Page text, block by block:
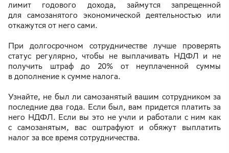
лимит годового дохода, займутся запрещенной
для самозанятого экономической деятельностью или
откажутся от него сами.
При долгосрочном сотрудничестве лучше проверять
статус регулярно, чтобы не выплачивать НДФЛ и не
получить штраф до 20% от неуплаченной суммы
в дополнение к сумме налога.
Узнайте, не был ли самозанятый вашим сотрудником за
последние два года. Если был, вам придется платить за
него НДФЛ. Если вы это не учли и работали с ним как
с самозанятым, вас оштрафуют и обяжут выплатить
налог за все время сотрудничества.